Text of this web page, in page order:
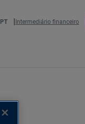
PT Intermediário financeiro